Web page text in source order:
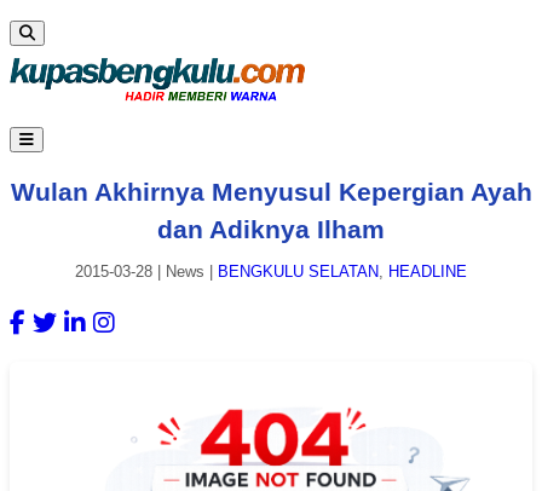
Wulan Akhirnya Menyusul Kepergian Ayah
dan Adiknya Ilham
2015-03-28 News BENGKULU SELATAN, HEADLINE